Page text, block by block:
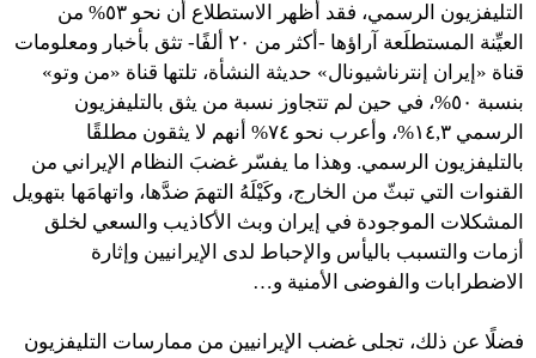
التليفزيون الرسمي، فقد أظهر الاستطلاع أن نحو ٥٣% من
العيِّنة المستطلَعة آراؤها -أكثر من ٢٠ ألفًا- تثق بأخبار ومعلومات
قناة «إيران إنترناشيونال» حديثة النشأة، تلتها قناة «من وتو»
بنسبة ٥٠%، في حين لم تتجاوز نسبة من يثق بالتليفزيون
الرسمي ١٤,٣%، وأعرب نحو ٧٤% أنهم لا يثقون مطلقًا
بالتليفزيون الرسمي. وهذا ما يفسّر غضبَ النظام الإيراني من
القنوات التي تبثّ من الخارج، وكَيْلَهُ التهمَ ضدَّها، واتهامَها بتهويل
المشكلات الموجودة في إيران وبث الأكاذيب والسعي لخلق
أزمات والتسبب باليأس والإحباط لدى الإيرانيين وإثارة
الاضطرابات والفوضى الأمنية و…
فضلًا عن ذلك، تجلى غضب الإيرانيين من ممارسات التليفزيون